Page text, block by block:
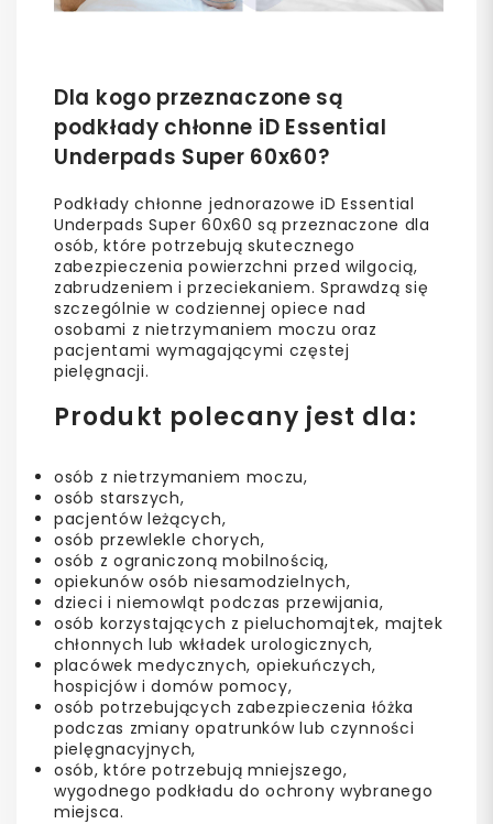
Dla kogo przeznaczone są
podkłady chłonne iD Essential
Underpads Super 60x60?
Podkłady chłonne jednorazowe iD Essential
Underpads Super 60x60 są przeznaczone dla
osób, które potrzebują skutecznego
zabezpieczenia powierzchni przed wilgocią,
zabrudzeniem i przeciekaniem. Sprawdzą się
szczególnie w codziennej opiece nad
osobami z nietrzymaniem moczu oraz
pacjentami wymagającymi częstej
pielęgnacji.
Produkt polecany jest dla:
osób z nietrzymaniem moczu,
osób starszych,
pacjentów leżących,
osób przewlekle chorych,
osób z ograniczoną mobilnością,
opiekunów osób niesamodzielnych,
dzieci i niemowląt podczas przewijania,
osób korzystających z pieluchomajtek, majtek
chłonnych lub wkładek urologicznych,
placówek medycznych, opiekuńczych,
hospicjów i domów pomocy,
osób potrzebujących zabezpieczenia łóżka
podczas zmiany opatrunków lub czynności
pielęgnacyjnych,
osób, które potrzebują mniejszego,
wygodnego podkładu do ochrony wybranego
miejsca.